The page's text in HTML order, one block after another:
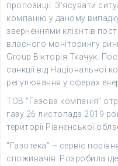
пропозиції. З‘ясувати
компанію у даному
зверненнями клієнтів
власного моніторингу
Group Вікторія Ткачук.
санкції від Національної
регулювання у сферах
ТОВ “Газова компанія”
газу 26 листопада 2019
території Рівненської
“Газотека” – сервіс
споживачів. Розробила